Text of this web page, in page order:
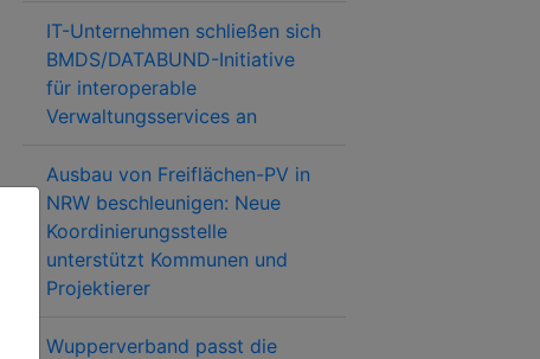
IT-Unternehmen schließen sich
BMDS/DATABUND-Initiative
für interoperable
Verwaltungsservices an
Ausbau von Freiflächen-PV in
NRW beschleunigen: Neue
Koordinierungsstelle
unterstützt Kommunen und
Projektierer
Wupperverband passt die